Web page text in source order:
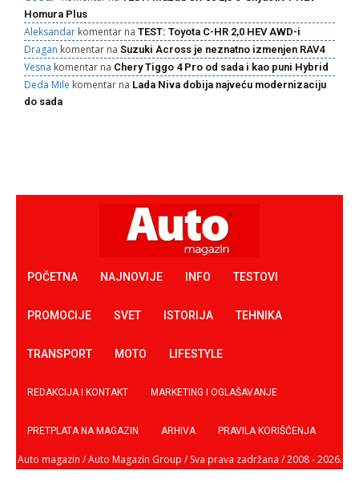
Homura Plus
Aleksandar komentar na TEST: Toyota C-HR 2,0 HEV AWD-i
Dragan komentar na Suzuki Across je neznatno izmenjen RAV4
Vesna komentar na Chery Tiggo 4 Pro od sada i kao puni Hybrid
Deda Mile komentar na Lada Niva dobija najveću modernizaciju
do sada
POČETNA NAJNOVIJE INFO TESTOVI
PROMOCIJE SVET ISTORIJA TEHNIKA
TRANSPORT MOTO LIFESTYLE
REDAKCIJA I KONTAKT MARKETING I OGLAŠAVANJE
PRETPLATA NA MAGAZIN ARHIVA PRAVILA KORIŠĆENJA
Auto magazin / Auto Magazin Group / Sva prava zadržana / 2008 - 2026.